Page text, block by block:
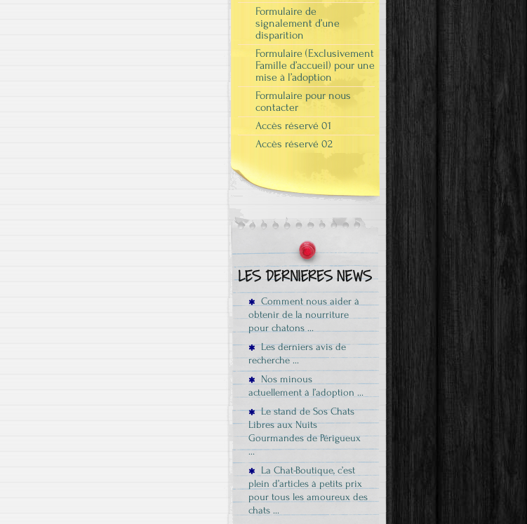
Formulaire de
signalement d’une
disparition
Formulaire (Exclusivement
Famille d’accueil) pour une
mise à l’adoption
Formulaire pour nous
contacter
Accès réservé 01
Accès réservé 02
Comment nous aider à
obtenir de la nourriture
pour chatons …
Les derniers avis de
recherche …
Nos minous
actuellement à l’adoption …
Le stand de Sos Chats
Libres aux Nuits
Gourmandes de Périgueux
…
La Chat-Boutique, c’est
plein d’articles à petits prix
pour tous les amoureux des
chats …